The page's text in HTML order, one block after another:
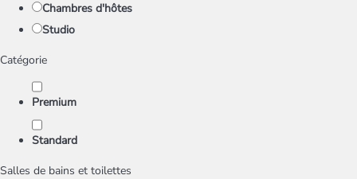
Chambres d'hôtes
Studio
Catégorie
Premium
Standard
Salles de bains et toilettes